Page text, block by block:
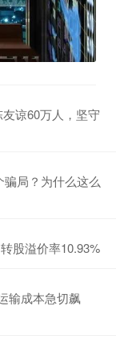
谅60万人，坚守
骗局？为什么这么
股溢价率10.93%
输成本急切飙